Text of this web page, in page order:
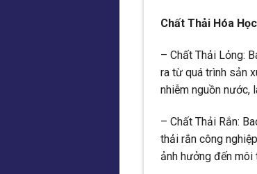
Chất Thải Hóa Học
– Chất Thải Lỏng:
ra từ quá trình sản
nhiễm nguồn nước,
– Chất Thải Rắn:
thải rắn công
ảnh hưởng đến